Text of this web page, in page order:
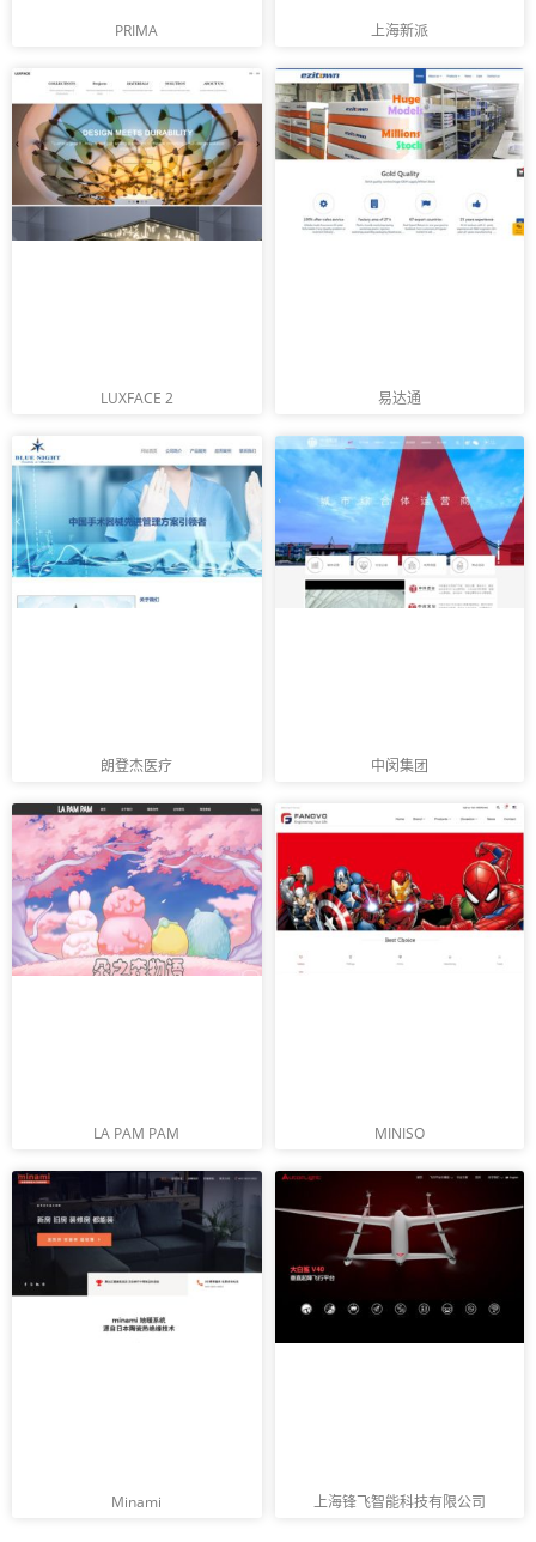
PRIMA 上海新派
LUXFACE 2 易达通
朗登杰医疗 中闵集团
LA PAM PAM MINISO
Minami 上海锋飞智能科技有限公司